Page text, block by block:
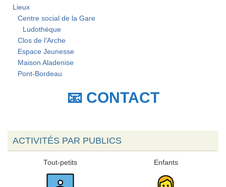
Lieux
Centre social de la Gare
Ludothèque
Clos de l'Arche
Espace Jeunesse
Maison Aladenise
Pont-Bordeau
📧 CONTACT
ACTIVITÉS PAR PUBLICS
Tout-petits Enfants